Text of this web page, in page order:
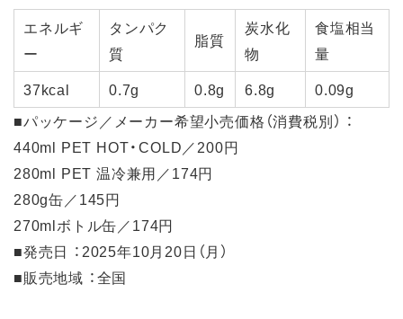
エネルギ
ー
タンパク
質
脂質
炭水化
物
食塩相当
量
37kcal
0.7g 0.8g 6.8g
0.09g
■パッケージ／メーカー希望小売価格（消費税別） ：
440ml PET HOT・COLD／200円
280ml PET 温冷兼用／174円
280g缶／145円
270mlボトル缶／174円
■発売日 ：2025年10月20日（月）
■販売地域 ：全国